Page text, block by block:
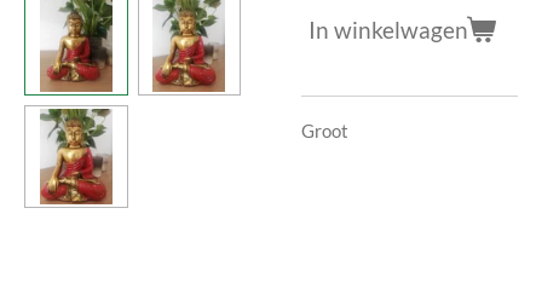
In winkelwagen
Groot